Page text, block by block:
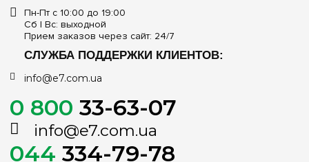
Пн-Пт с 10:00 до 19:00
Сб | Вс: выходной
Прием заказов через сайт: 24/7
СЛУЖБА ПОДДЕРЖКИ КЛИЕНТОВ:
info@e7.com.ua
0 800 33-63-07
info@e7.com.ua
044 334-79-78